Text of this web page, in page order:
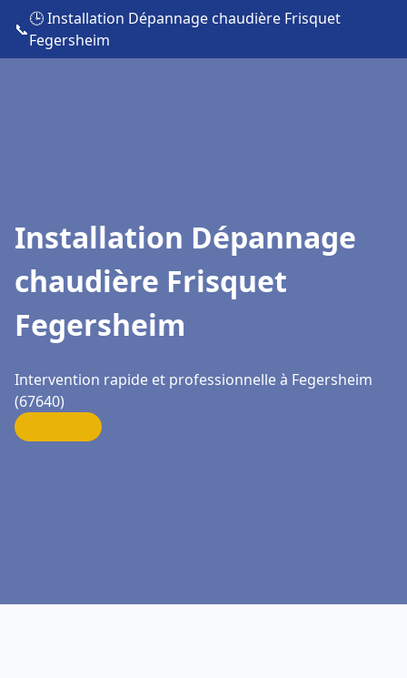
📞
🕒 Installation Dépannage chaudière Frisquet
Fegersheim
Installation Dépannage
chaudière Frisquet
Fegersheim
Intervention rapide et professionnelle à Fegersheim
(67640)